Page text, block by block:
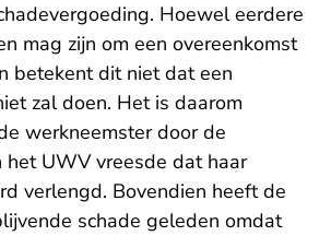
Hoewel eerdere
mag zijn om een overeenkomst
betekent dit niet dat een
zal doen. Het is daarom
werkneemster door de
het UWV vreesde dat haar
verlengd. Bovendien heeft de
schade geleden omdat